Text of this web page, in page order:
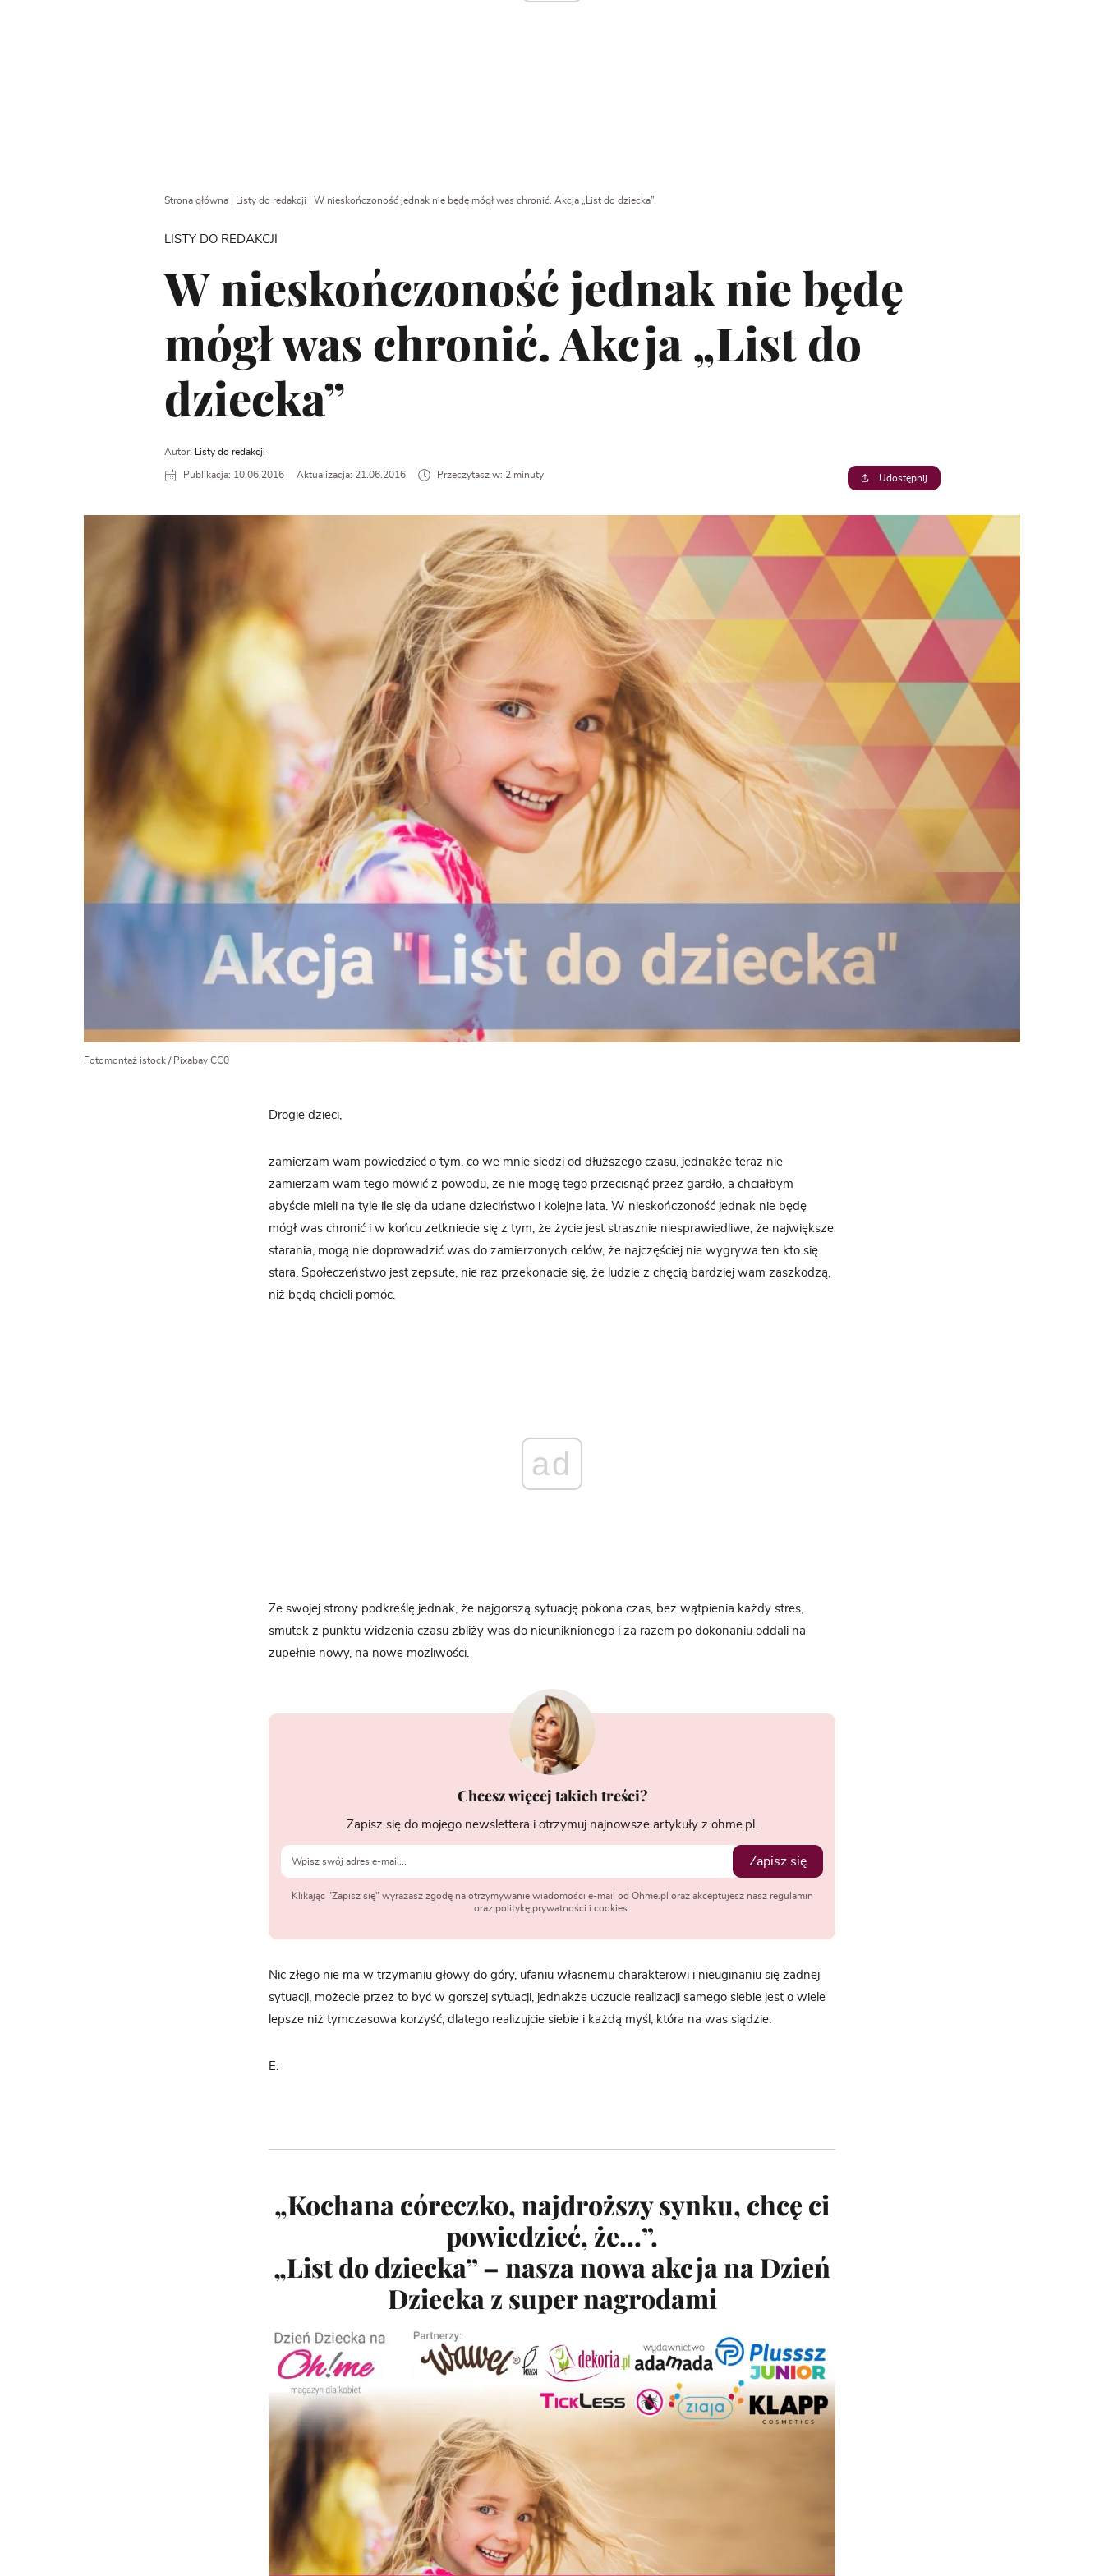
Strona główna| Listy do redakcji W nieskończoność jednak nie będę mógł was chronić. Akcja „List do dziecka”
LISTY DO REDAKCJI
W nieskończoność jednak nie będę
mógł was chronić. Akcja „List do
dziecka”
Autor: Listy do redakcji
Publikacja: 10.06.2016 Aktualizacja: 21.06.2016 Przeczytasz w: 2 minuty Udostępnij
Fotomontaż istock / Pixabay CC0
Drogie dzieci,
zamierzam wam powiedzieć o tym, co we mnie siedzi od dłuższego czasu, jednakże teraz nie
zamierzam wam tego mówić z powodu, że nie mogę tego przecisnąć przez gardło, a chciałbym
abyście mieli na tyle ile się da udane dzieciństwo i kolejne lata. W nieskończoność jednak nie będę
mógł was chronić i w końcu zetkniecie się z tym, że życie jest strasznie niesprawiedliwe, że największe
starania, mogą nie doprowadzić was do zamierzonych celów, że najczęściej nie wygrywa ten kto się
stara. Społeczeństwo jest zepsute, nie raz przekonacie się, że ludzie z chęcią bardziej wam zaszkodzą,
niż będą chcieli pomóc.
ad
Ze swojej strony podkreślę jednak, że najgorszą sytuację pokona czas, bez wątpienia każdy stres,
smutek z punktu widzenia czasu zbliży was do nieuniknionego i za razem po dokonaniu oddali na
zupełnie nowy, na nowe możliwości.
Chcesz więcej takich treści?
Zapisz się do mojego newslettera i otrzymuj najnowsze artykuły z ohme.pl.
Zapisz się
Klikając "Zapisz się" wyrażasz zgodę na otrzymywanie wiadomości e-mail od Ohme.pl oraz akceptujesz nasz regulamin
oraz politykę prywatności i cookies.
Nic złego nie ma w trzymaniu głowy do góry, ufaniu własnemu charakterowi i nieuginaniu się żadnej
sytuacji, możecie przez to być w gorszej sytuacji, jednakże uczucie realizacji samego siebie jest o wiele
lepsze niż tymczasowa korzyść, dlatego realizujcie siebie i każdą myśl, która na was siądzie.
E.
„Kochana córeczko, najdroższy synku, chcę ci
powiedzieć, że…”.
„List do dziecka” – nasza nowa akcja na Dzień
Dziecka z super nagrodami